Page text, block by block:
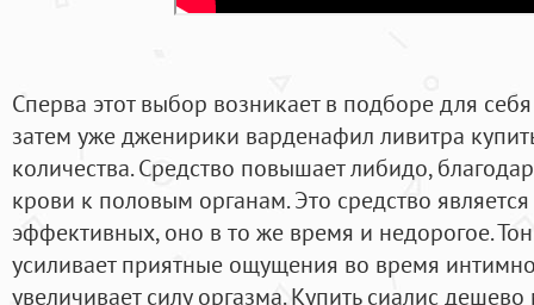
Сперва этот выбор возникает в подборе для
затем уже дженирики варденафил ливитра
количества. Средство повышает либидо,
крови к половым органам. Это средство
эффективных, оно в то же время и недорогое.
усиливает приятные ощущения во время
увеличивает силу оргазма. Купить сиалис